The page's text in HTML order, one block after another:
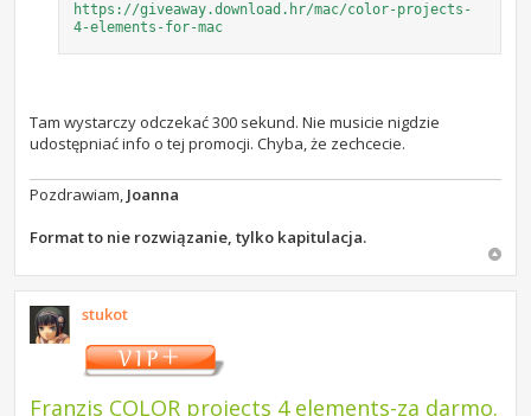
https://giveaway.download.hr/mac/color-projects-
4-elements-for-mac
Tam wystarczy odczekać 300 sekund. Nie musicie nigdzie
udostępniać info o tej promocji. Chyba, że zechcecie.
Pozdrawiam, Joanna
Format to nie rozwiązanie, tylko kapitulacja.
stukot
Franzis COLOR projects 4 elements-za darmo.